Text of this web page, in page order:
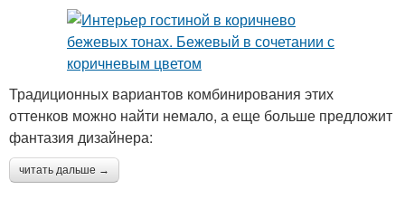
Традиционных вариантов комбинирования этих
оттенков можно найти немало, а еще больше предложит
фантазия дизайнера:
читать дальше →